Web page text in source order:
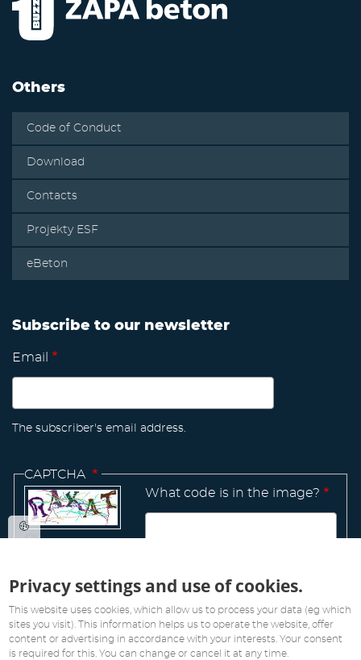
Others
Code of Conduct
Download
Contacts
Projekty ESF
eBeton
Subscribe to our newsletter
Email
The subscriber's email address.
CAPTCHA
What code is in the image?
Manage
existing
Privacy settings and use of cookies.
This website uses cookies, which allow us to process your data (eg which
sites you visit). This information helps us to operate the website, offer
content or advertising in accordance with your interests. Your consent
is required for this. You can change or cancel it at any time.